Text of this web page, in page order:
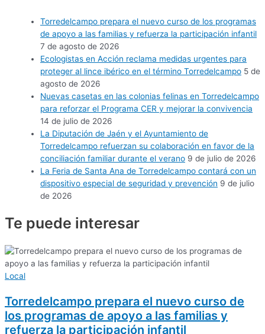
Torredelcampo prepara el nuevo curso de los programas
de apoyo a las familias y refuerza la participación infantil
7 de agosto de 2026
Ecologistas en Acción reclama medidas urgentes para
proteger al lince ibérico en el término Torredelcampo 5 de
agosto de 2026
Nuevas casetas en las colonias felinas en Torredelcampo
para reforzar el Programa CER y mejorar la convivencia
14 de julio de 2026
La Diputación de Jaén y el Ayuntamiento de
Torredelcampo refuerzan su colaboración en favor de la
conciliación familiar durante el verano 9 de julio de 2026
La Feria de Santa Ana de Torredelcampo contará con un
dispositivo especial de seguridad y prevención 9 de julio
de 2026
Te puede interesar
Local
Torredelcampo prepara el nuevo curso de
los programas de apoyo a las familias y
refuerza la participación infantil